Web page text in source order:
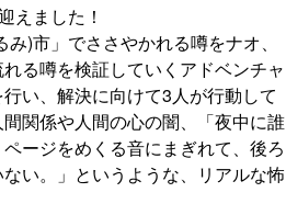
えました！
)市」でささやかれる噂をナオ、
る噂を検証していくアドベンチャ
い、解決に向けて3人が行動して
関係や人間の心の闇、「夜中に誰
ージをめくる音にまぎれて、後ろ
い。」というような、リアルな怖